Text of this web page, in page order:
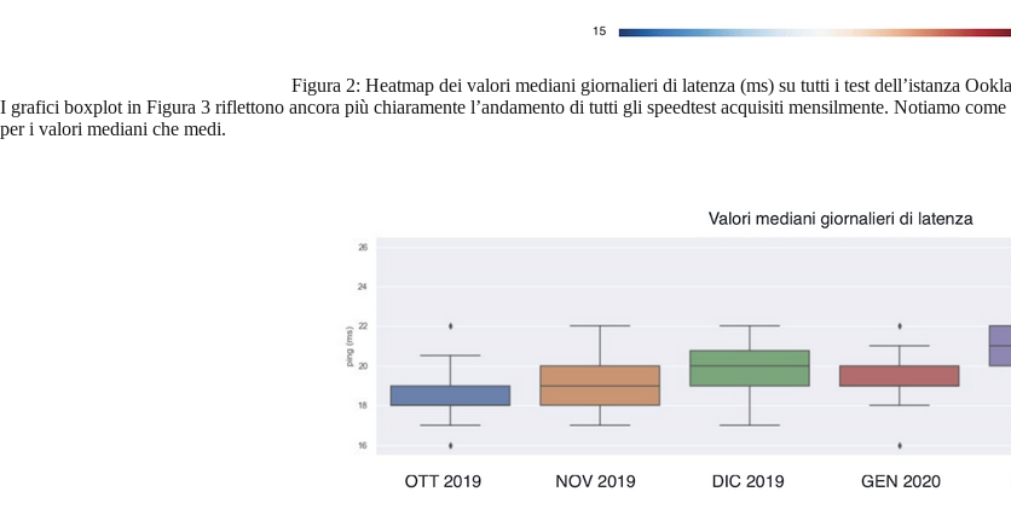
Figura 2: Heatmap dei valori mediani giornalieri di latenza (ms) su tutti i test dell’istanza
I grafici boxplot in Figura 3 riflettono ancora più chiaramente l’andamento di tutti gli speedtest acquisiti mensilmente. Notiamo
per i valori mediani che medi.